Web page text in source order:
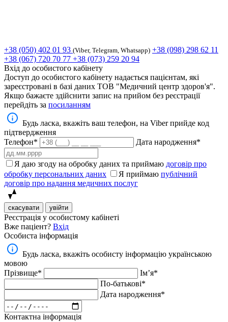
+38 (050) 402 01 93 (Viber, Telegram, Whatsapp) +38 (098) 298 62 11
+38 (067) 720 70 77 +38 (073) 259 20 94
Вхід до особистого кабінету
Доступ до особистого кабінету надається пацієнтам, які
зареєстровані в базі даних ТОВ "Медичний центр здоров'я".
Якщо бажаєте здійснити запис на прийом без реєстрації
перейдіть за посиланням
Будь ласка, вкажіть ваш телефон, на Viber прийде код
підтвердження
Телефон*
Дата народження*
Я даю згоду на обробку даних та приймаю договір про
обробку персональних даних
Я приймаю публічний
договір про надання медичних послуг
скасувати увійти
Реєстрація у особистому кабінеті
Вже паціент? Вхід
Особиста інформація
Будь ласка, вкажіть особисту інформацію українською
мовою
Прізвище*
Імʼя*
По-батькові*
Дата народження*
Контактна інформація